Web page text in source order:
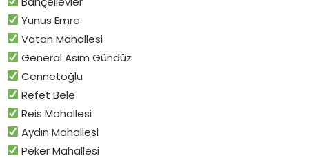
Bahçelievler
Yunus Emre
Vatan Mahallesi
General Asım Gündüz
Cennetoğlu
Refet Bele
Reis Mahallesi
Aydın Mahallesi
Peker Mahallesi